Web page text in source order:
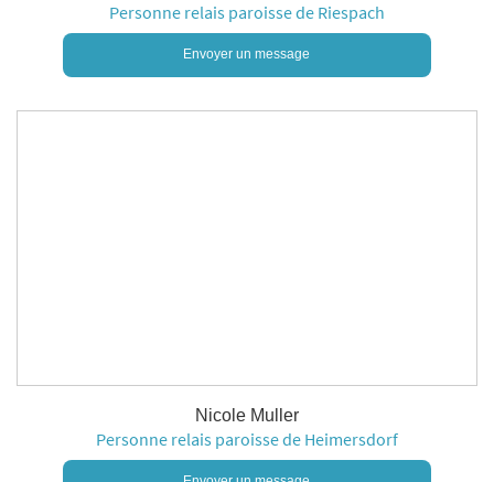
Personne relais paroisse de Riespach
Envoyer un message
Nicole Muller
Personne relais paroisse de Heimersdorf